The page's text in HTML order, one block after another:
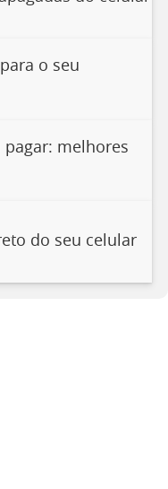
o seu
pagar: melhores
do seu celular